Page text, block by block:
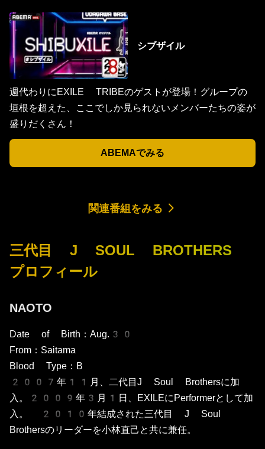
シブザイル
週代わりにEXILE TRIBEのゲストが登場！グループの
垣根を超えた、ここでしか見られないメンバーたちの姿が
盛りだくさん！
ABEMAでみる
関連番組をみる
三代目 J SOUL BROTHERS
プロフィール
NAOTO
Date of Birth：Aug.30
From：Saitama
Blood Type：B
2007年11月、二代目J Soul Brothersに加
入。2009年3月1日、EXILEにPerformerとして加
入。 2010年結成された三代目 J Soul
Brothersのリーダーを小林直己と共に兼任。